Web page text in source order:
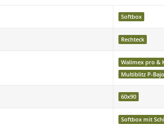
Richter, Sambesigroup, Balcar, Profoto,
Softbox
Rechteck
Walimex pro &
Multiblitz P-
60x90
Softbox mit